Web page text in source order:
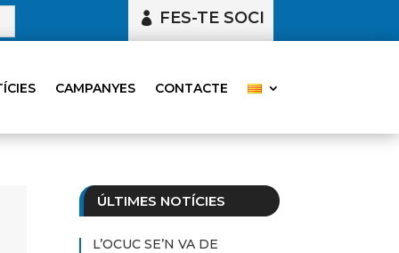
FES-TE SOCI
CAMPANYES CONTACTE
ÚLTIMES NOTÍCIES
L’OCUC SE’N VA DE